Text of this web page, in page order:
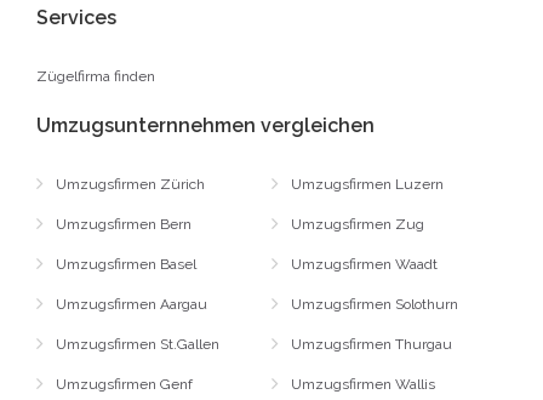
Services
Zügelfirma finden
Umzugsunternnehmen vergleichen
Umzugsfirmen Zürich
Umzugsfirmen Bern
Umzugsfirmen Basel
Umzugsfirmen Aargau
Umzugsfirmen St.Gallen
Umzugsfirmen Genf
Umzugsfirmen Luzern
Umzugsfirmen Zug
Umzugsfirmen Waadt
Umzugsfirmen Solothurn
Umzugsfirmen Thurgau
Umzugsfirmen Wallis